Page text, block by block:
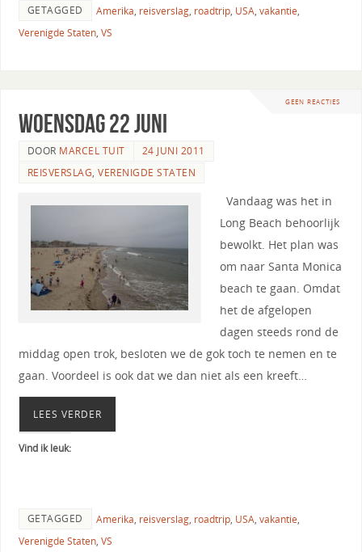
GETAGGED Amerika, reisverslag, roadtrip, USA, vakantie,
Verenigde Staten, VS
GEEN REACTIES
Woensdag 22 juni
DOOR MARCEL TUIT
24 JUNI 2011
REISVERSLAG,VERENIGDE STATEN
Vandaag was het in
Long Beach behoorlijk
bewolkt. Het plan was
om naar Santa Monica
beach te gaan. Omdat
het de afgelopen
dagen steeds rond de
middag open trok, besloten we de gok toch te nemen en te
gaan. Voordeel is ook dat we dan niet als een kreeft…
LEES VERDER
Vind ik leuk:
GETAGGED Amerika, reisverslag, roadtrip, USA, vakantie,
Verenigde Staten, VS